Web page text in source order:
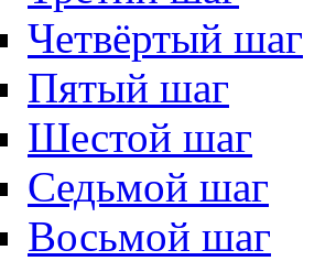
Четвёртый шаг
Пятый шаг
Шестой шаг
Седьмой шаг
Восьмой шаг